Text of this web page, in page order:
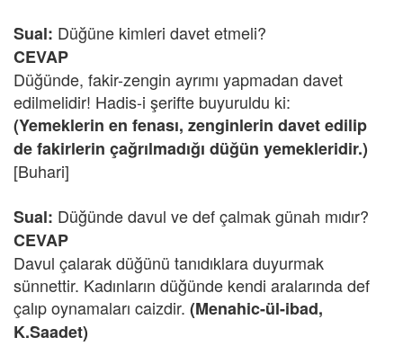
Sual: Düğüne kimleri davet etmeli?
CEVAP
Düğünde, fakir-zengin ayrımı yapmadan davet
edilmelidir! Hadis-i şerifte buyuruldu ki:
(Yemeklerin en fenası, zenginlerin davet edilip
de fakirlerin çağrılmadığı düğün yemekleridir.)
[Buhari]
Sual: Düğünde davul ve def çalmak günah mıdır?
CEVAP
Davul çalarak düğünü tanıdıklara duyurmak
sünnettir. Kadınların düğünde kendi aralarında def
çalıp oynamaları caizdir. (Menahic-ül-ibad,
K.Saadet)